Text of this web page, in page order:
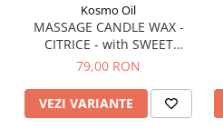
Kosmo Oil
MASSAGE CANDLE WAX -
CITRICE - with SWEET
ALMOND & SHEA BUTTER
79,00 RON
VEZI VARIANTE